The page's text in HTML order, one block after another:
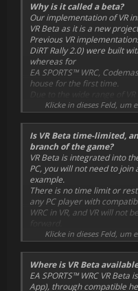
Why is it called a beta?
Our implementation of VR
VR Beta as it is a new
Previous VR
DiRT Rally 2.0) were built
whereas for
EA SPORTS™ WRC,
house for the first time.
Due to the wide range of
top of the wide range of
currently cannot test for all
configurations.
Klicke in dieses Feld, um
Is VR Beta time-limited,
branch of the game?
VR Beta is integrated into
PC, you will not need to
example.
There is no time limit or
any PC player with
WRC in VR, and VR will not
When we are confident
completed state, we will no
Klicke in dieses Feld, um
Where is VR Beta
EA SPORTS™ WRC VR Beta
App), through compatible